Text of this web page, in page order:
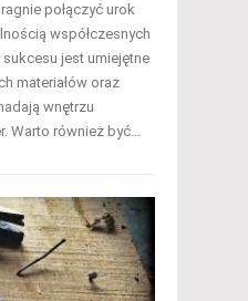
połączyć urok
współczesnych
jest umiejętne
materiałów oraz
wnętrzu
Warto również być…